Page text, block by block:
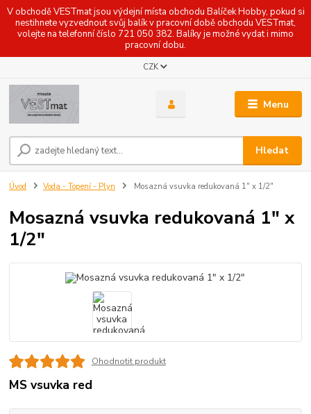
V obchodě VESTmat jsou výdejní místa obchodu Balíček Hobby, pokud si
nestihnete vyzvednout svůj balík v pracovní době obchodu VESTmat,
volejte na telefonní číslo 721 050 382. Balíky je možné vydat i mimo
pracovní dobu.
Menu
CZK
Hledat
Úvod Voda - Topení - Plyn Mosazná vsuvka redukovaná 1" x 1/2"
Mosazná vsuvka redukovaná 1" x
1/2"
Ohodnotit produkt
MS vsuvka red